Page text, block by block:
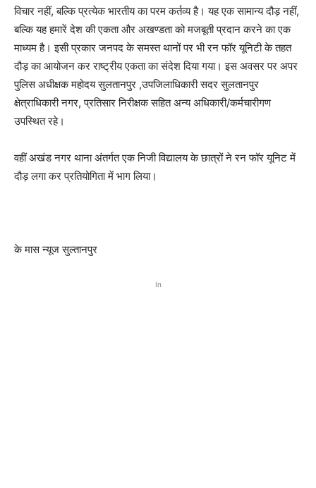
विचार नहीं, बल्कि प्रत्येक भारतीय का परम कर्तव्य है। यह एक सामान्य दौड़ नहीं,
बल्कि यह हमारें देश की एकता और अखण्डता को मजबूती प्रदान करने का एक
माध्यम है। इसी प्रकार जनपद के समस्त थानों पर भी रन फॉर यूनिटी के तहत
दौड़ का आयोजन कर राष्ट्रीय एकता का संदेश दिया गया। इस अवसर पर अपर
पुलिस अधीक्षक महोदय सुलतानपुर ,उपजिलाधिकारी सदर सुलतानपुर
क्षेत्राधिकारी नगर, प्रतिसार निरीक्षक सहित अन्य अधिकारी/कर्मचारीगण
उपस्थित रहे।
वहीं अखंड नगर थाना अंतर्गत एक निजी विद्यालय के छात्रों ने रन फॉर यूनिट में
दौड़ लगा कर प्रतियोगिता में भाग लिया।
के मास न्यूज सुल्तानपुर
In